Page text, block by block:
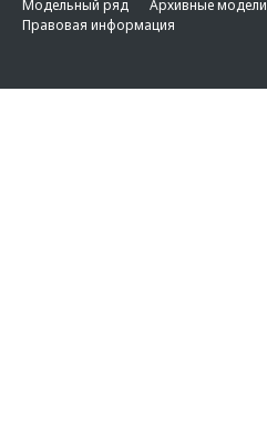
Модельный ряд
Архивные модели
Правовая информация